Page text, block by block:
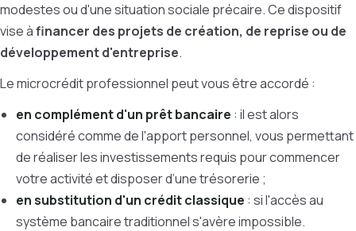
modestes ou d'une situation sociale précaire. Ce dispositif
vise àfinancer des projets de création, de reprise ou de
développement d'entreprise.
Le microcrédit professionnel peut vous être accordé :
en complément d'un prêt bancaire : il est alors
considéré comme de l'apport personnel, vous permettant
de réaliser les investissements requis pour commencer
votre activité et disposer d’une trésorerie ;
en substitution d'un crédit classique : si l'accès au
système bancaire traditionnel s'avère impossible.